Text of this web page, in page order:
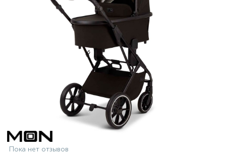
Пока нет отзывов